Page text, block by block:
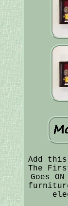
Add
The
Goes